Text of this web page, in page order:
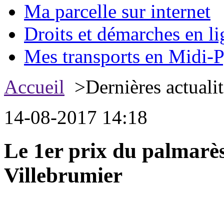
Ma parcelle sur internet
Droits et démarches en
Mes transports en Midi-
Accueil >Dernières
14-08-2017 14:18
Le 1er prix du
Villebrumier